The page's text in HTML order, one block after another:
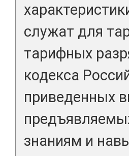
служат для
тарифных
кодекса
приведенных
знаниям и